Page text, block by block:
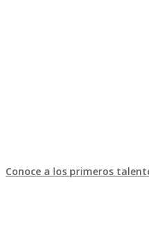
Conoce a los primeros